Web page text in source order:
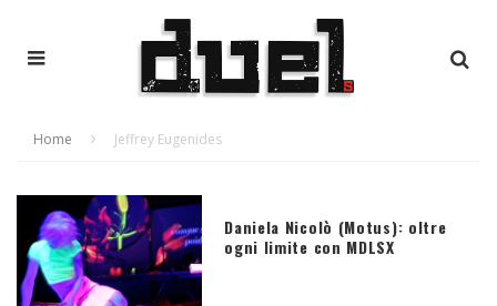
Home Jeffrey Eugenides
Daniela Nicolò (Motus): oltre
ogni limite con MDLSX